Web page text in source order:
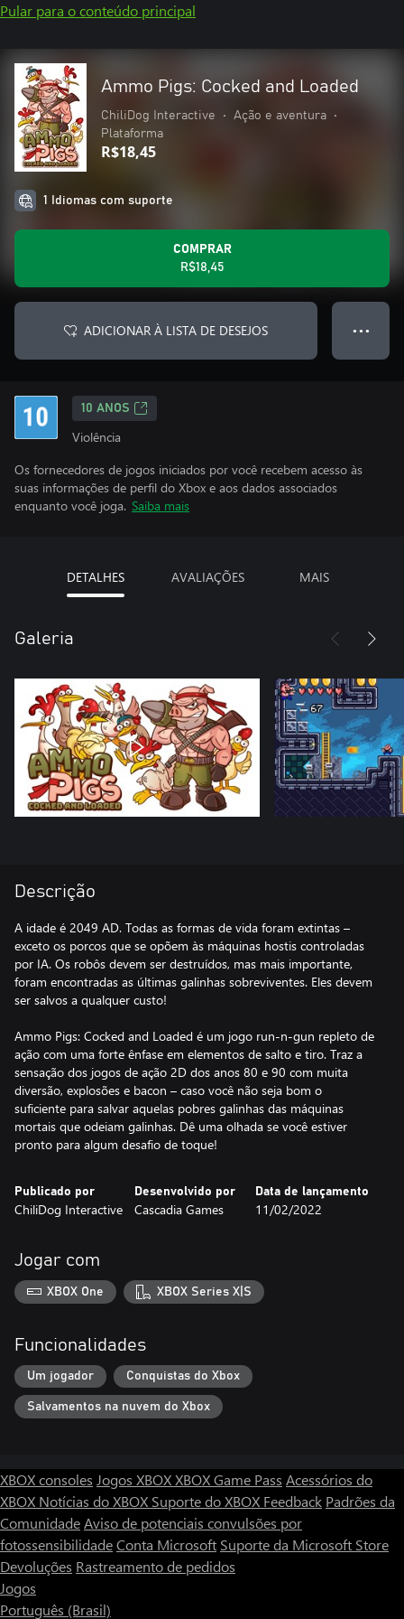
Pular para o conteúdo principal
Ammo Pigs: Cocked and Loaded
ChiliDog Interactive • Ação e aventura
•
Plataforma
R$18,45
1 Idiomas com suporte
COMPRAR
R$18,45
ADICIONAR À LISTA DE DESEJOS ● ● ●
10 ANOS
Violência
Os fornecedores de jogos iniciados por você recebem acesso às
suas informações de perfil do Xbox e aos dados associados
enquanto você joga. Saiba mais
DETALHES AVALIAÇÕES MAIS
Galeria
Descrição
A idade é 2049 AD. Todas as formas de vida foram extintas –
exceto os porcos que se opõem às máquinas hostis controladas
por IA. Os robôs devem ser destruídos, mas mais importante,
foram encontradas as últimas galinhas sobreviventes. Eles devem
ser salvos a qualquer custo!
Ammo Pigs: Cocked and Loaded é um jogo run-n-gun repleto de
ação com uma forte ênfase em elementos de salto e tiro. Traz a
sensação dos jogos de ação 2D dos anos 80 e 90 com muita
diversão, explosões e bacon – caso você não seja bom o
suficiente para salvar aquelas pobres galinhas das máquinas
mortais que odeiam galinhas. Dê uma olhada se você estiver
pronto para algum desafio de toque!
Publicado por
ChiliDog Interactive
Desenvolvido por
Cascadia Games
Data de lançamento
11/02/2022
Jogar com
XBOX One XBOX Series X|S
Funcionalidades
Um jogador Conquistas do Xbox
Salvamentos na nuvem do Xbox
XBOX consoles Jogos XBOXXBOX Game Pass Acessórios do
XBOX Notícias do XBOX Suporte do XBOX Feedback Padrões da
ComunidadeAviso de potenciais convulsões por
fotossensibilidadeConta Microsoft Suporte da Microsoft Store
Devoluções Rastreamento de pedidos
Jogos
Português (Brasil)